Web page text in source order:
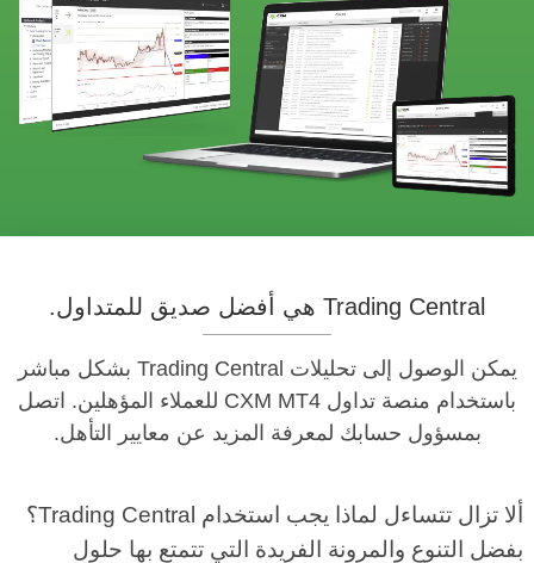
Trading Central هي أفضل صديق للمتداول.
يمكن الوصول إلى تحليلات Trading Central بشكل مباشر
باستخدام منصة تداول CXM MT4 للعملاء المؤهلين. اتصل
بمسؤول حسابك لمعرفة المزيد عن معايير التأهل.
ألا تزال تتساءل لماذا يجب استخدام Trading Central؟
بفضل التنوع والمرونة الفريدة التي تتمتع بها حلول